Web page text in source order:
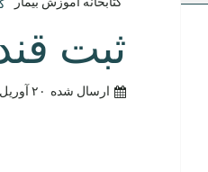
ثبت
ارسال شده ۲۰ آوریل ۲۰۲۶